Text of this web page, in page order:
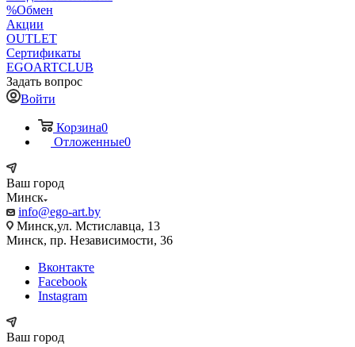
%Обмен
Акции
OUTLET
Сертификаты
EGOARTCLUB
Задать вопрос
Войти
Корзина0
Отложенные0
Ваш город
Минск
info@ego-art.by
Минск,ул. Мстиславца, 13
Минск, пр. Независимости, 36
Вконтакте
Facebook
Instagram
Ваш город